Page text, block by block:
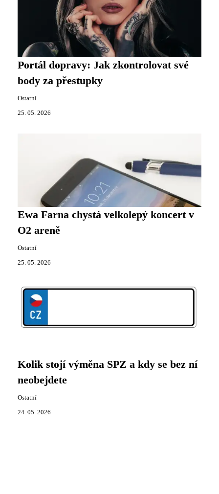
Portál dopravy: Jak zkontrolovat své
body za přestupky
Ostatní
25. 05. 2026
Ewa Farna chystá velkolepý koncert v
O2 areně
Ostatní
25. 05. 2026
Kolik stojí výměna SPZ a kdy se bez ní
neobejdete
Ostatní
24. 05. 2026